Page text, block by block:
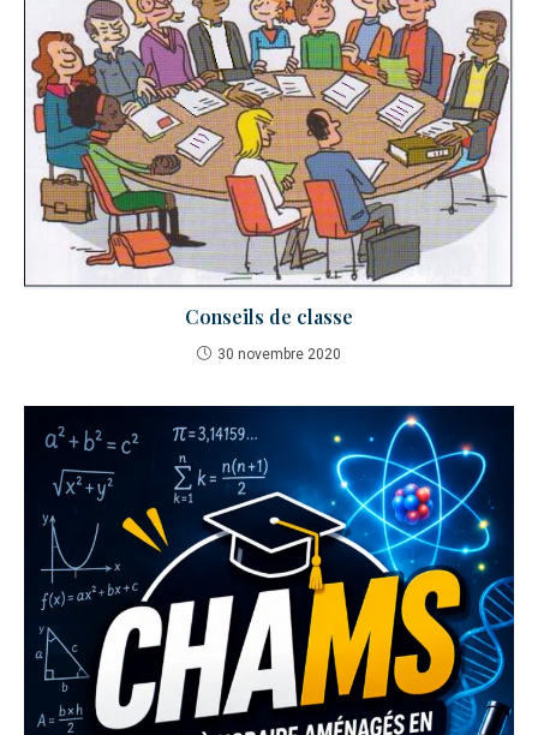
Conseils de classe
30 novembre 2020